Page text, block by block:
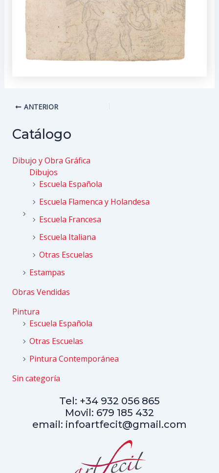
Navegación
entradas
ANTERIOR
Catálogo
Dibujo y Obra Gráfica
Dibujos
Escuela Española
Escuela Flamenca y Holandesa
Escuela Francesa
Escuela Italiana
Otras Escuelas
Estampas
Obras Vendidas
Pintura
Escuela Española
Otras Escuelas
Pintura Contemporánea
Sin categoría
Tel: +34 932 056 865
Movil: 679 185 432
email: infoartfecit@gmail.com